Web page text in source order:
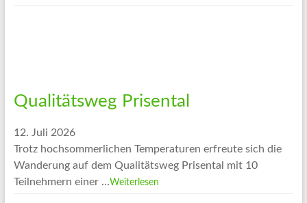
Qualitätsweg Prisental
12. Juli 2026
Trotz hochsommerlichen Temperaturen erfreute sich die
Wanderung auf dem Qualitätsweg Prisental mit 10
Teilnehmern einer …Weiterlesen